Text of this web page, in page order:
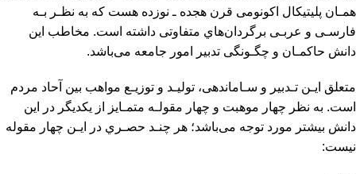
ﻫﻤـﺎن ﭘﻠﻴﺘﻴﻜﺎل اﻛﻮﻧﻮﻣﻰ ﻗﺮن ﻫﺠﺪه ـ ﻧﻮزده ﻫﺴﺖ ﻛﻪ ﺑﻪ ﻧﻈـﺮ ﺑـﻪ
ﻓﺎرﺳـﻰ و ﻋﺮﺑـﻰ ﺑﺮﮔﺮدانﻫﺎي ﻣﺘﻔﺎوﺗﻰ داﺷﺘﻪ اﺳﺖ. ﻣﺨﺎﻃﺐ اﻳﻦ
داﻧﺶ ﺣﺎﻛﻤـﺎن و ﭼﮕـﻮﻧﮕﻰ ﺗﺪﺑﻴﺮ اﻣﻮر ﺟﺎﻣﻌﻪ ﻣﻰﺑﺎﺷﺪ.
ﻣﺘﻌﻠﻖ اﻳـﻦ ﺗـﺪﺑﻴﺮ و ﺳـﺎﻣﺎﻧﺪﻫﻰ، ﺗﻮﻟﻴـﺪ و ﺗﻮزﻳـﻊ ﻣﻮاﻫﺐ ﺑﻴﻦ آﺣﺎد ﻣﺮدم
اﺳﺖ. ﺑﻪ ﻧﻈﺮ ﭼﻬﺎر ﻣﻮﻫﺒﺖ و ﭼﻬﺎر ﻣﻘﻮﻟـﻪ ﻣﺘﻤـﺎﻳﺰ از ﻳﻜﺪﻳﮕﺮ در اﻳﻦ
داﻧﺶ ﺑﻴﺸﺘﺮ ﻣﻮرد ﺗﻮﺟﻪ ﻣﻰﺑﺎﺷﺪ؛ ﻫﺮ ﭼﻨـﺪ ﺣﺼـﺮي در اﻳـﻦ ﭼﻬﺎر ﻣﻘﻮﻟﻪ
ﻧﻴﺴﺖ: